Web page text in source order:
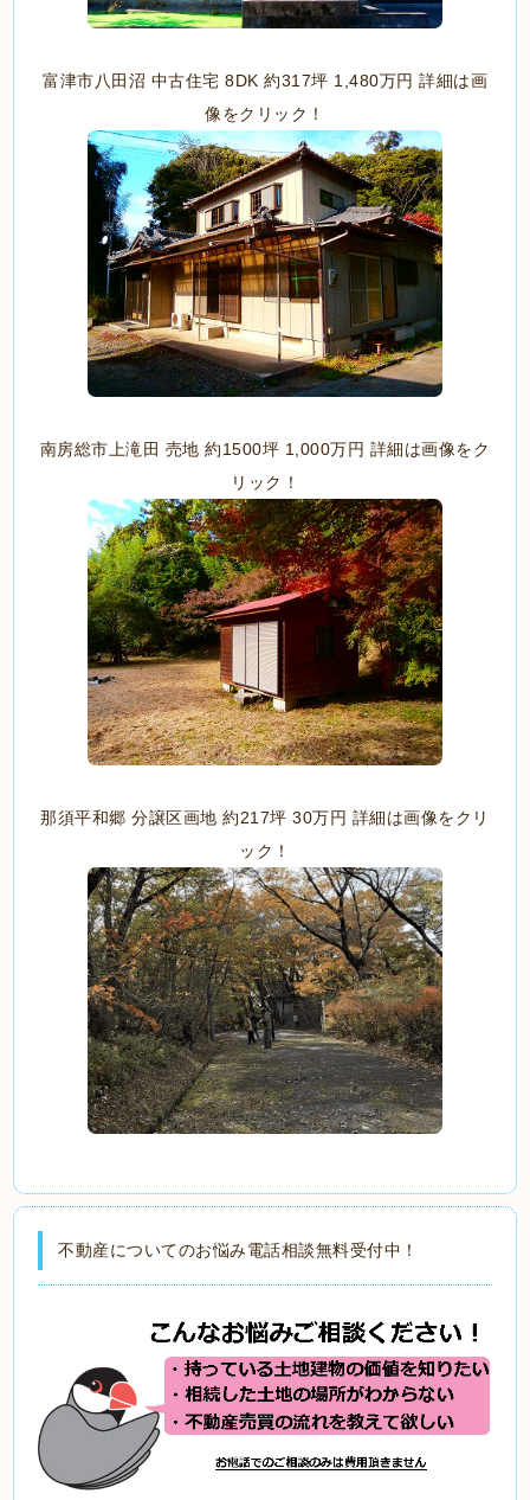
富津市八田沼 中古住宅 8DK 約317坪 1,480万円 詳細は画
像をクリック！
南房総市上滝田 売地 約1500坪 1,000万円 詳細は画像をク
リック！
那須平和郷 分譲区画地 約217坪 30万円 詳細は画像をクリ
ック！
不動産についてのお悩み電話相談無料受付中！